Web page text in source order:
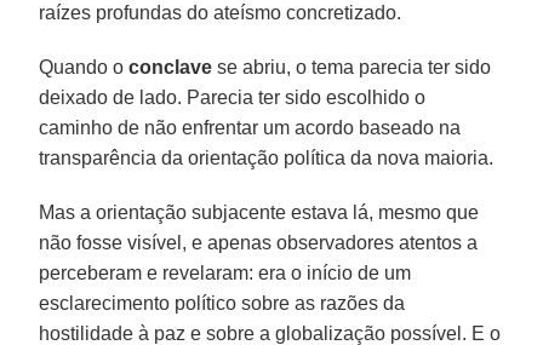
raízes profundas do ateísmo concretizado.
Quando oconclave se abriu, o tema parecia ter sido
deixado de lado. Parecia ter sido escolhido o
caminho de não enfrentar um acordo baseado na
transparência da orientação política da nova maioria.
Mas a orientação subjacente estava lá, mesmo que
não fosse visível, e apenas observadores atentos a
perceberam e revelaram: era o início de um
esclarecimento político sobre as razões da
hostilidade à paz e sobre a globalização possível. E o